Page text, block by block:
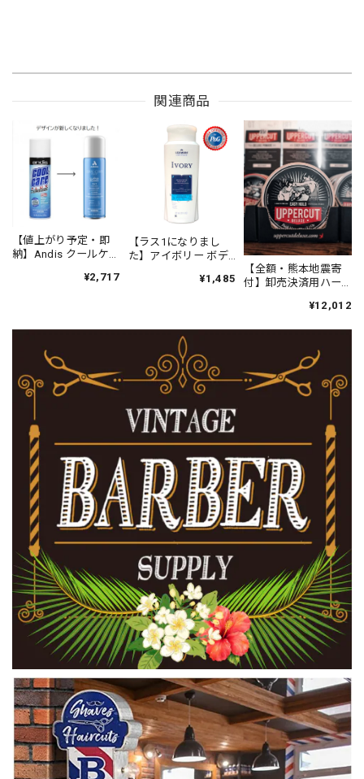
関連商品
【値上がり予定・即
納】Andis クールケア
¥2,717
【ラス1になりまし
た】アイボリー ボデ
¥1,485
【全額・熊本地震寄
付】卸売決済用ハー
DELUXE イージー ホ
¥12,012